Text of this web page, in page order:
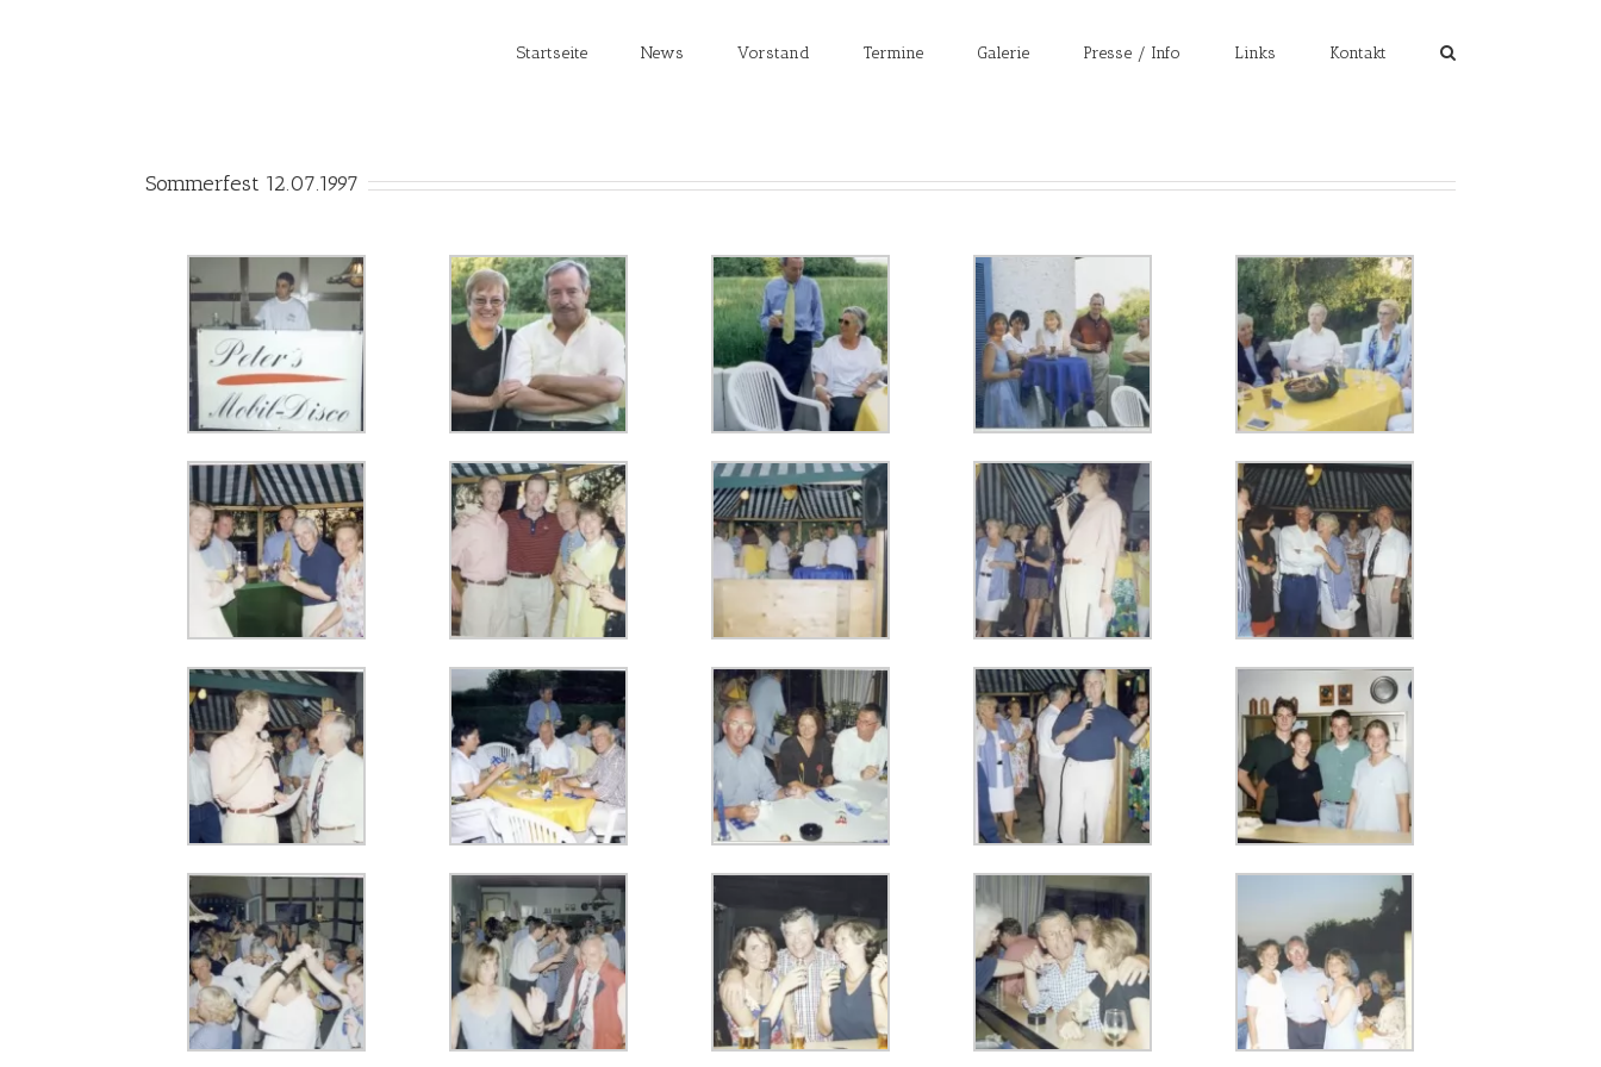
Startseite News Vorstand Termine Galerie Presse / Info Links Kontakt
Sommerfest 12.07.1997